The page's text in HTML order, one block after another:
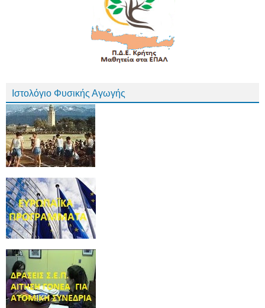
Ιστολόγιο Φυσικής Αγωγής